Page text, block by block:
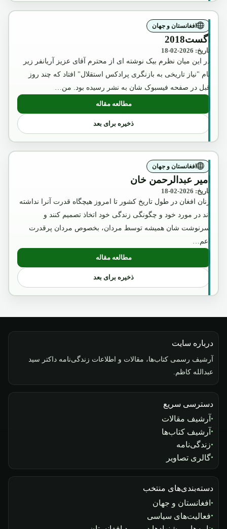
افغانستان و جهان
آگست2018
تاریخ: 2026-02-18
در این میان نظرم بیک نوشته ای از محترم آقای عزیز آریانفر زیر
نام "نیاز تاریخی به بازنگری پرادکس استقلال" افتاد که چند روز
قبل در صفحه فیسبوک شان به نشر رسیده بود. من…
مطالعه مقاله
: آگست2018
ذخیره برای بعد
افغانستان و جهان
امیر عبدالرحمن خان
تاریخ: 2026-02-18
زنان افغان در طول تاریخ کشور تا امروز هیچگاه قدرت آنرا نداشته
اند در مورد خود و چگونگی زندگی خود اتخاذ تصمیم کنند و
سرنوشت شان همیشه توسط مردان، بخصوص مردان پرقدرت
اعم…
مطالعه مقاله: امیر عبدالرحمن خان
ذخیره برای بعد
درباره سایت
آرشیف رسمی کتاب‌ها، مقالات و اطلاعات زندگی‌نامه داکتر سید
عبدالله کاظم.
دسترسی سریع
آرشیف مقالات
آرشیف کتاب‌ها
زندگی‌نامه
گالری تصاویر
دسته‌بندی‌های منتخب
افغانستان و جهان
فعالیت‌های سیاسی